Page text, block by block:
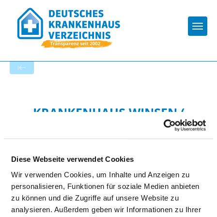
Diese Webseite verwendet Cookies
Wir verwenden Cookies, um Inhalte und Anzeigen zu
personalisieren, Funktionen für soziale Medien anbieten
zu können und die Zugriffe auf unsere Website zu
analysieren. Außerdem geben wir Informationen zu Ihrer
KRANKENHAUS WINSEN (